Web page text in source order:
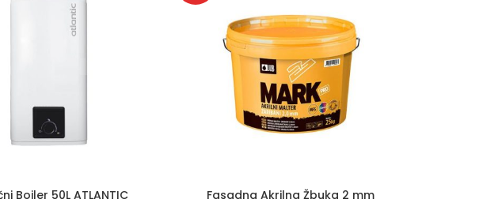
Bojler 50L ATLANTIC
Fasadna Akrilna Žbuka 2 mm